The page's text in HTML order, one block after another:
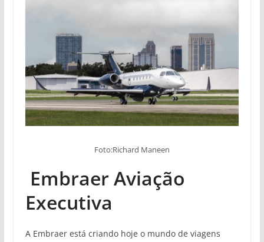
Foto:Richard Maneen
Embraer Aviação
Executiva
A Embraer está criando hoje o mundo de viagens